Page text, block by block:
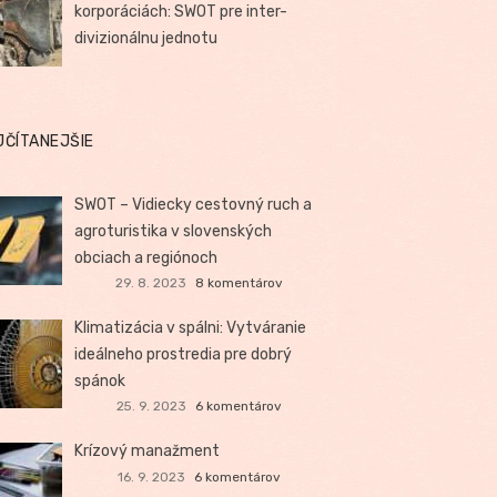
korporáciách: SWOT pre inter-
divizionálnu jednotu
SWOT – Vidiecky cestovný ruch a
agroturistika v slovenských
obciach a regiónoch
29. 8. 2023 8 komentárov
Klimatizácia v spálni: Vytváranie
ideálneho prostredia pre dobrý
spánok
25. 9. 2023 6 komentárov
Krízový manažment
16. 9. 2023 6 komentárov